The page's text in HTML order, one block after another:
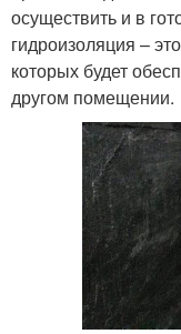
осуществить и в
гидроизоляция –
которых будет
другом помещении.